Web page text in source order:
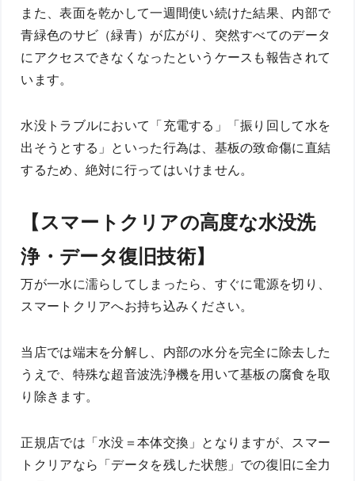
また、表面を乾かして一週間使い続けた結果、内部で
青緑色のサビ（緑青）が広がり、突然すべてのデータ
にアクセスできなくなったというケースも報告されて
います。
水没トラブルにおいて「充電する」「振り回して水を
出そうとする」といった行為は、基板の致命傷に直結
するため、絶対に行ってはいけません。
【スマートクリアの高度な水没洗
浄・データ復旧技術】
万が一水に濡らしてしまったら、すぐに電源を切り、
スマートクリアへお持ち込みください。
当店では端末を分解し、内部の水分を完全に除去した
うえで、特殊な超音波洗浄機を用いて基板の腐食を取
り除きます。
正規店では「水没＝本体交換」となりますが、スマー
トクリアなら「データを残した状態」での復旧に全力